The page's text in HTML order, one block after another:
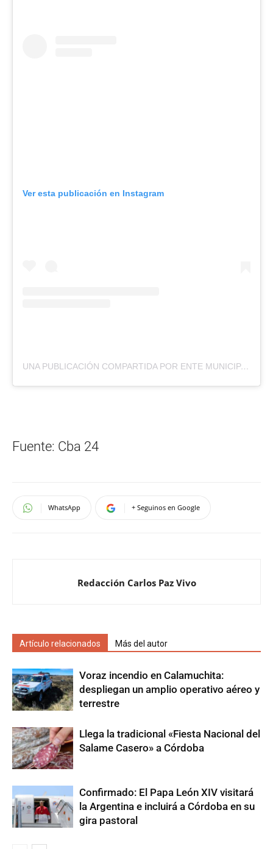
Ver esta publicación en Instagram
UNA PUBLICACIÓN COMPARTIDA POR ENTE MUNICIPAL BIOCÓRDOBA (@BIOCBA)
Fuente: Cba 24
WhatsApp + Seguinos en Google
Redacción Carlos Paz Vivo
Artículo relacionados Más del autor
Voraz incendio en Calamuchita:
despliegan un amplio operativo aéreo y
terrestre
Llega la tradicional «Fiesta Nacional del
Salame Casero» a Córdoba
Confirmado: El Papa León XIV visitará
la Argentina e incluirá a Córdoba en su
gira pastoral